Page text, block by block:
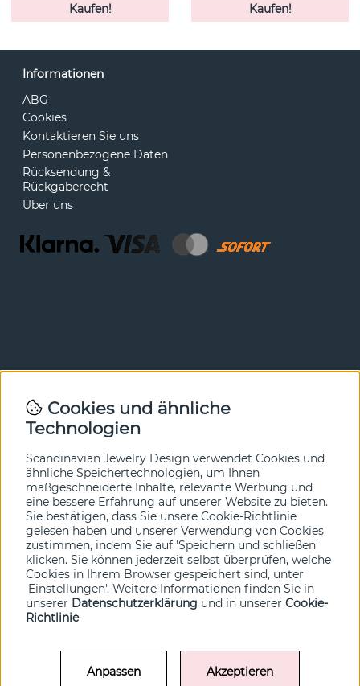
Kaufen!
Kaufen!
Informationen
ABG
Cookies
Kontaktieren Sie uns
Personenbezogene Daten
Rücksendung &
Rückgaberecht
Über uns
Newsletter
In unserem Newsletter erfahren Sie vor allen anderen
hier an.
Ja bitte!
Cookies und ähnliche
Technologien
Scandinavian Jewelry Design verwendet Cookies und
ähnliche Speichertechnologien, um Ihnen
maßgeschneiderte Inhalte, relevante Werbung und
eine bessere Erfahrung auf unserer Website zu bieten.
Sie bestätigen, dass Sie unsere Cookie-Richtlinie
gelesen haben und unserer Verwendung von Cookies
zustimmen, indem Sie auf 'Speichern und schließen'
klicken. Sie können jederzeit selbst überprüfen, welche
Cookies in Ihrem Browser gespeichert sind, unter
'Einstellungen'. Weitere Informationen finden Sie in
unserer Datenschutzerklärung und in unserer Cookie-
Richtlinie
Anpassen Akzeptieren